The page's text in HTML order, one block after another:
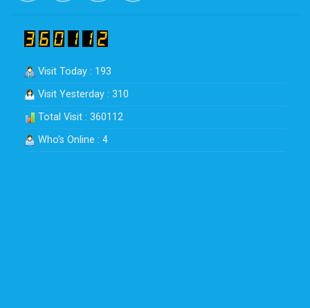
Visit Today : 193
Visit Yesterday : 310
Total Visit : 360112
Who's Online : 4